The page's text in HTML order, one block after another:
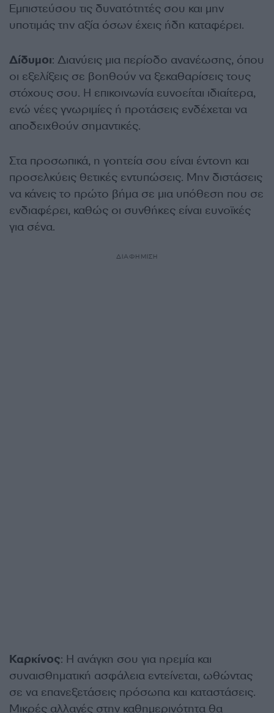
Εμπιστεύσου τις δυνατότητές σου και μην
υποτιμάς την αξία όσων έχεις ήδη καταφέρει.
Δίδυμοι: Διανύεις μια περίοδο ανανέωσης, όπου
οι εξελίξεις σε βοηθούν να ξεκαθαρίσεις τους
στόχους σου. Η επικοινωνία ευνοείται ιδιαίτερα,
ενώ νέες γνωριμίες ή προτάσεις ενδέχεται να
αποδειχθούν σημαντικές.
Στα προσωπικά, η γοητεία σου είναι έντονη και
προσελκύεις θετικές εντυπώσεις. Μην διστάσεις
να κάνεις το πρώτο βήμα σε μια υπόθεση που σε
ενδιαφέρει, καθώς οι συνθήκες είναι ευνοϊκές
για σένα.
ΔΙΑΦΗΜΙΣΗ
Καρκίνος: Η ανάγκη σου για ηρεμία και
συναισθηματική ασφάλεια εντείνεται, ωθώντας
σε να επανεξετάσεις πρόσωπα και καταστάσεις.
Μικρές αλλαγές στην καθημερινότητα θα